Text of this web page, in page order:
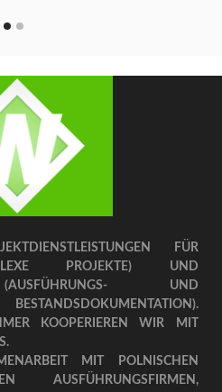
FÜR
PROJEKTE) UND
UND
KOOPERIEREN WIR MIT
MIT POLNISCHEN
AUSFÜHRUNGSFIRMEN,